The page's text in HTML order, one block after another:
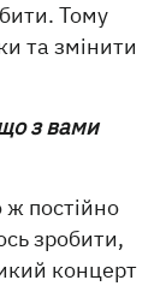
Тому
та змінити
з вами
ж постійно
зробити,
концерт